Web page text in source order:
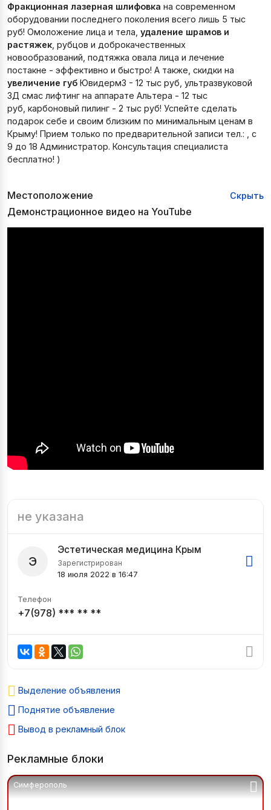
Фракционная лазерная шлифовка на современном
оборудовании последнего поколения всего лишь 5 тыс
руб! Омоложение лица и тела, удаление шрамов и
растяжек , рубцов и доброкачественных
новообразований, подтяжка овала лица и лечение
постакне - эффективно и быстро! А также, скидки на
увеличение губ Ювидерм3 - 12 тыс руб, ультразвуковой
3Д смас лифтинг на аппарате Альтера - 12 тыс
руб, карбоновый пилинг - 2 тыс руб! Успейте сделать
подарок себе и своим близким по минимальным ценам в
Крыму! Прием только по предварительной записи тел.: , с
9 до 18 Администратор. Консультация специалиста
бесплатно! )
Местоположение Скрыть
Демонстрационное видео на YouTube
не указана
Э
Эстетическая медицина Крым
Зарегистрирован
18 июля 2022 в 16:47
Телефон
+7(978) *** ** **
Выделение объявления
Поднятие объявление
Вывод в рекламный блок
Рекламные блоки
Симферополь